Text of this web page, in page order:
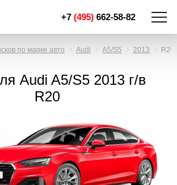
+7 (495) 662-58-82
по марке авто Audi A5/S5 2013 R20
Audi A5/S5 2013 г/в
R20